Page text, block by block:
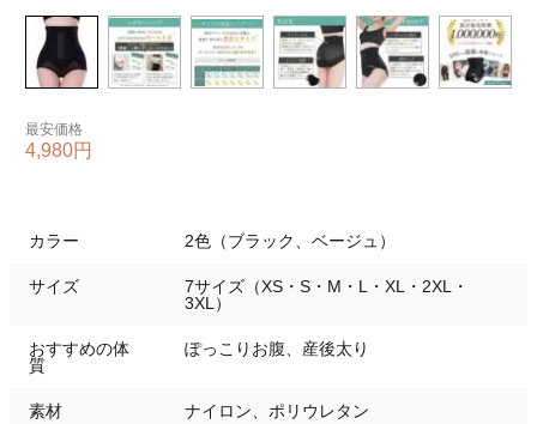
最安価格
4,980円
カラー 2色（ブラック、ベージュ）
サイズ
7サイズ（XS・S・M・L・XL・2XL・
3XL）
おすすめの体
質
ぽっこりお腹、産後太り
素材 ナイロン、ポリウレタン